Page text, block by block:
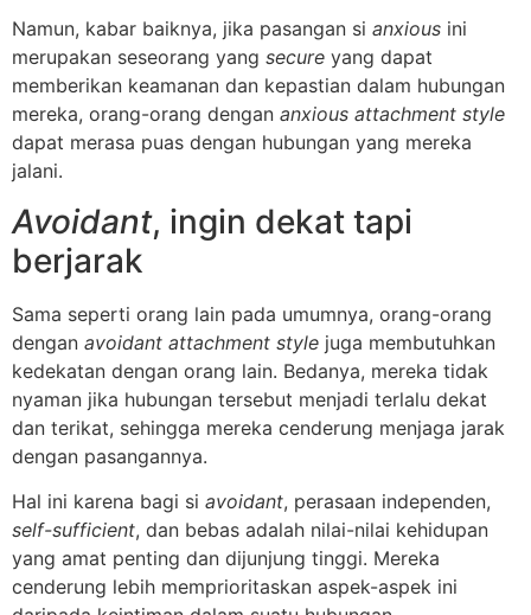
Namun, kabar baiknya, jika pasangan si anxious ini
merupakan seseorang yang secure yang dapat
memberikan keamanan dan kepastian dalam hubungan
mereka, orang-orang dengan anxious attachment style
dapat merasa puas dengan hubungan yang mereka
jalani.
Avoidant, ingin dekat tapi
berjarak
Sama seperti orang lain pada umumnya, orang-orang
dengan avoidant attachment style juga membutuhkan
kedekatan dengan orang lain. Bedanya, mereka tidak
nyaman jika hubungan tersebut menjadi terlalu dekat
dan terikat, sehingga mereka cenderung menjaga jarak
dengan pasangannya.
Hal ini karena bagi si avoidant, perasaan independen,
self-sufficient, dan bebas adalah nilai-nilai kehidupan
yang amat penting dan dijunjung tinggi. Mereka
cenderung lebih memprioritaskan aspek-aspek ini